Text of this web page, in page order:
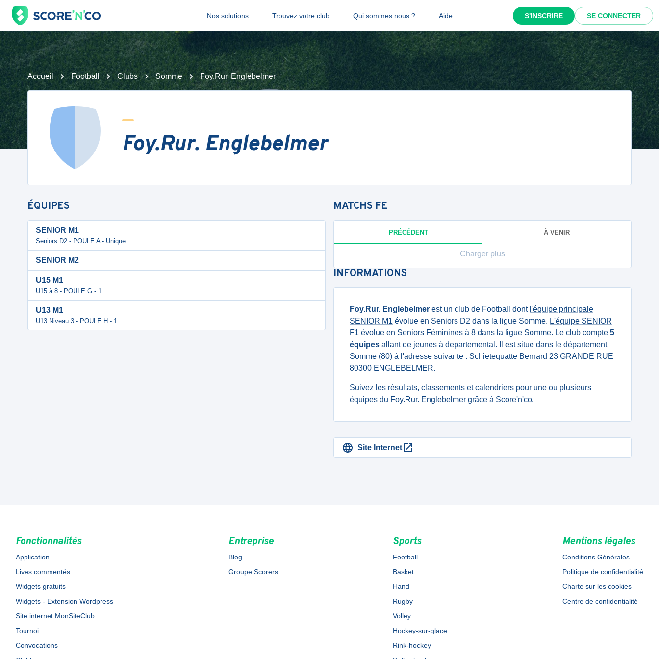
Nos solutions Trouvez votre club Qui sommes nous ? Aide S'INSCRIRE SE CONNECTER
Accueil Football Clubs Somme Foy.Rur. Englebelmer
Foy.Rur. Englebelmer
ÉQUIPES
SENIOR M1
Seniors D2 - POULE A - Unique
SENIOR M2
U15 M1
U15 à 8 - POULE G - 1
U13 M1
U13 Niveau 3 - POULE H - 1
MATCHS FE
PRÉCÉDENT À VENIR
Charger plus
INFORMATIONS
Foy.Rur. Englebelmer est un club de Football dont l'équipe principale
SENIOR M1 évolue en Seniors D2 dans la ligue Somme. L'équipe SENIOR
F1 évolue en Seniors Féminines à 8 dans la ligue Somme. Le club compte 5
équipes allant de jeunes à departemental. Il est situé dans le département
Somme (80) à l'adresse suivante : Schietequatte Bernard 23 GRANDE RUE
80300 ENGLEBELMER.
Suivez les résultats, classements et calendriers pour une ou plusieurs
équipes du Foy.Rur. Englebelmer grâce à Score'n'co.
Site Internet
Fonctionnalités
Application
Lives commentés
Widgets gratuits
Widgets - Extension Wordpress
Site internet MonSiteClub
Tournoi
Convocations
Entreprise
Blog
Groupe Scorers
Sports
Football
Basket
Hand
Rugby
Volley
Hockey-sur-glace
Rink-hockey
Mentions légales
Conditions Générales
Politique de confidentialité
Charte sur les cookies
Centre de confidentialité